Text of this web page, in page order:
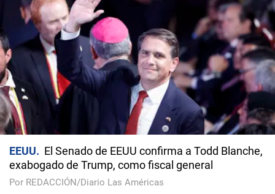
EEUU
El Senado de EEUU confirma a Todd Blanche,
exabogado de Trump, como fiscal general
Por REDACCIÓN/Diario Las Américas